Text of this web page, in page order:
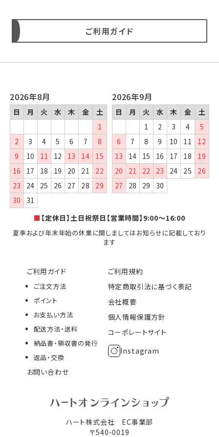
ご利用ガイド
ハート株式会社 EC事業部
〒540-0019
ご利用ガイド
ご注文方法
ポイント
お支払い方法
配送方法・送料
納品書・領収書の発行
返品・交換
お問い合わせ
ご利用規約
特定商取引法に基づく表記
会社概要
個人情報保護方針
コーポレートサイト
Instagram
2026年8月
日 月 火 水 木 金
土
1
2
3 4 5 6 7
8
9
10 11 12 13 14
15
16
17 18 19 20 21
22
23
24 25 26 27 28
29
30
31
2026年9月
日 月 火 水 木 金
土
1
2 3 4
5
6
7 8 9 10 11
12
13
14 15 16 17 18
19
20
21 22 23 24 25
26
27
28 29 30
■ 【定休日】土日祝祭日【営業時間】9:00～16:00
夏季および年末年始の休業に関しましてはお知らせに記載しており
ます